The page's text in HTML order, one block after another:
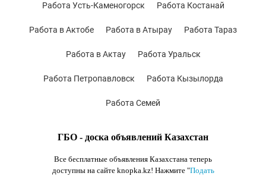
ГБО - доска объявлений Казахстан
Все бесплатные объявления Казахстана теперь
доступны на сайте knopka.kz! Нажмите "Подать
Работа Усть-Каменогорск Работа Костанай
Работа в Актобе Работа в Атырау Работа Тараз
Работа в Актау Работа Уральск
Работа Петропавловск Работа Кызылорда
Работа Семей